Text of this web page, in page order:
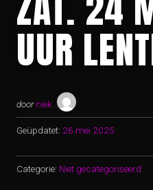
UUR
door niek
Geüpdatet: 26 mei 2025
Categorie: Niet gecategoriseerd